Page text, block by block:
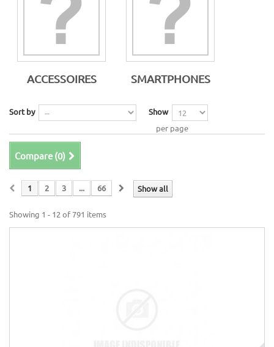
ACCESSOIRES SMARTPHONES
Sort by
Show
per page
Compare (0)
Show all
1 2 3 ... 66
Showing 1 - 12 of 791 items